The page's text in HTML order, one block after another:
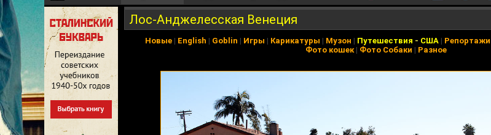
Лос-Анджелесская Венеция
Новые| English | Goblin | Игры | Карикатуры | Музон | Путешествия - США| Репортажи
Фото кошек| Фото Собаки | Разное